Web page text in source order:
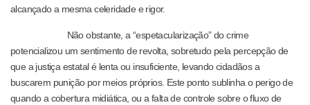
alcançado a mesma celeridade e rigor.
Não obstante, a “espetacularização” do crime
potencializou um sentimento de revolta, sobretudo pela percepção de
que a justiça estatal é lenta ou insuficiente, levando cidadãos a
buscarem punição por meios próprios. Este ponto sublinha o perigo de
quando a cobertura midiática, ou a falta de controle sobre o fluxo de